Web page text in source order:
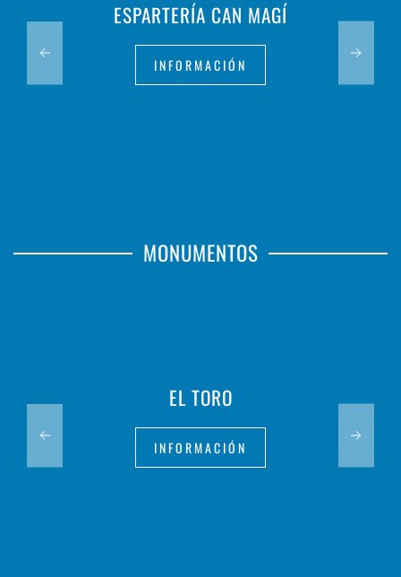
ESPARTERÍA CAN MAGÍ
INFORMACIÓN
MONUMENTOS
EL TORO
INFORMACIÓN